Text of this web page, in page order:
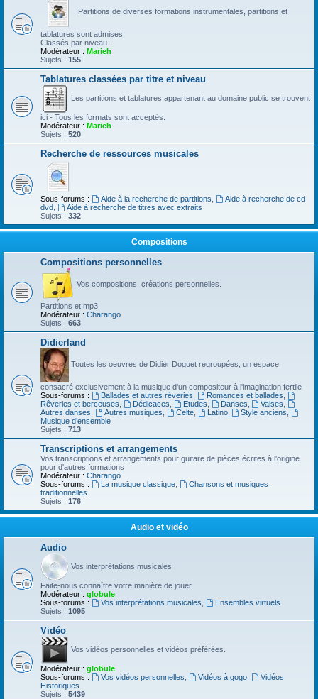
Partitions de diverses formations instrumentales, partitions et
tablatures sont admises.
Classés par niveau.
Modérateur : Marieh
Sujets : 155
Tablatures classées par titre et niveau
Les partitions et tablatures appartenant au domaine public se trouvent
ici - Tous les formats sont acceptés.
Modérateur : Marieh
Sujets : 520
Recherche de ressources musicales
Sous-forums : Aide à la recherche de partitions
Aide à recherche de cd
dvd
Aide à recherche de titres avec extraits
Sujets : 332
Compositions
Compositions personnelles
Vos compositions, créations personnelles.
Partitions et mp3
Modérateur : Charango
Sujets : 663
Didierland
Toutes les oeuvres de Didier Doguet regroupées, un espace
consacré exclusivement à la musique d'un compositeur à l'imagination fertile
Sous-forums :
Ballades et autres réveries Romances et ballades
Rêveries et berceuses
Dédicaces Etudes Danses Valses
Autres danses
Autres musiques Celte, Latino, Style anciens
Musique d’ensemble
Sujets : 713
Transcriptions et arrangements
Vos transcriptions et arrangements pour guitare de pièces écrites à l'origine
pour d'autres formations
Modérateur : Charango
Sous-forums :
La musique classique,
Chansons et musiques
traditionnelles
Sujets : 176
Audio et vidéo
Audio
Vos interprétations musicales
Faite-nous connaître votre manière de jouer.
Modérateur : globule
Sous-forums :
Vos interprétations musicales
Ensembles virtuels
Sujets : 1095
Vidéo
Vos vidéos personnelles et vidéos préférées.
Modérateur : globule
Sous-forums :
Vos vidéos personnelles Vidéos à gogo,
Vidéos
Historiques
Sujets : 5439